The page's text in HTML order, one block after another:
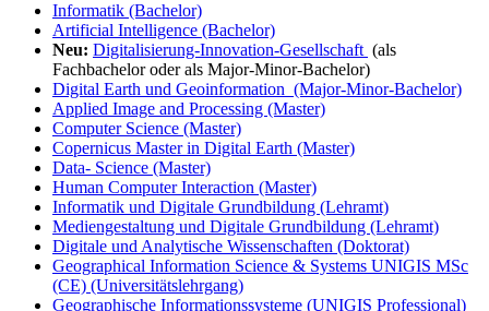
Informatik (Bachelor)
Artificial Intelligence (Bachelor)
Neu: Digitalisierung-Innovation-Gesellschaft (als
Fachbachelor oder als Major-Minor-Bachelor)
Digital Earth und Geoinformation (Major-Minor-Bachelor)
Applied Image and Processing (Master)
Computer Science (Master)
Copernicus Master in Digital Earth (Master)
Data- Science (Master)
Human Computer Interaction (Master)
Informatik und Digitale Grundbildung (Lehramt)
Mediengestaltung und Digitale Grundbildung (Lehramt)
Digitale und Analytische Wissenschaften (Doktorat)
Geographical Information Science & Systems UNIGIS MSc
(CE) (Universitätslehrgang)
Geographische Informationssysteme (UNIGIS Professional)